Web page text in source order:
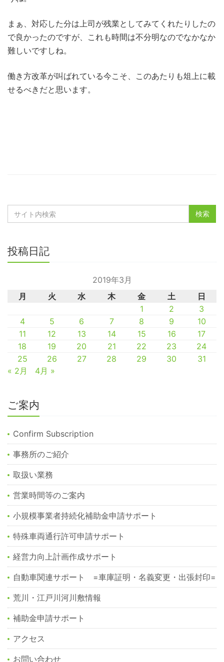
まぁ、対応した分は上司が残業としてみてくれたりしたの
で良かったのですが、これも時間は不分明なのでなかなか
難しいですしね。
働き方改革が叫ばれている今こそ、このあたりも俎上に載
せるべきだと思います。
投稿日記
2019年3月
月
火 水 木 金 土
日
1
2
3
4
5 6 7 8 9
10
11
12 13 14 15 16
17
18
19 20 21 22 23
24
25
26 27 28 29 30
31
« 2月
4月 »
ご案内
Confirm Subscription
事務所のご紹介
取扱い業務
営業時間等のご案内
小規模事業者持続化補助金申請サポート
特殊車両通行許可申請サポート
経営力向上計画作成サポート
自動車関連サポート =車庫証明・名義変更・出張封印=
荒川・江戸川河川敷情報
補助金申請サポート
アクセス
お問い合わせ